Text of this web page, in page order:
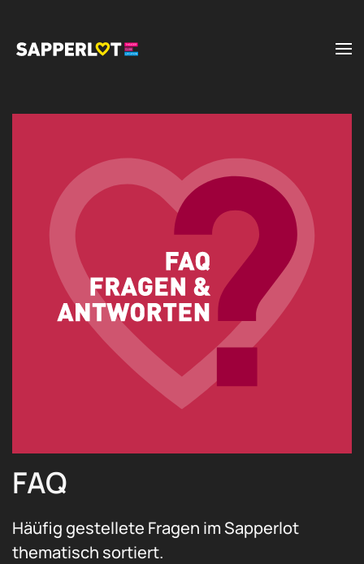
Zum Hauptinhalt springen
FAQ
Häüfig gestellete Fragen im Sapperlot
thematisch sortiert.